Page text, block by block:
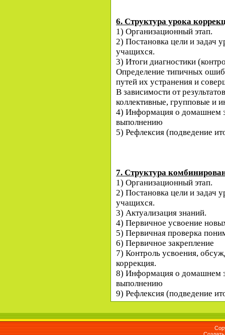
6. Структура урока
1) Организационный этап.
2) Постановка цели и задач
учащихся.
3) Итоги диагностики
Определение типичных
путей их устранения и
В зависимости от
коллективные, групповые и
4) Информация о домашнем
выполнению
5) Рефлексия (подведение
7. Структура
1) Организационный этап.
2) Постановка цели и задач
учащихся.
3) Актуализация знаний.
4) Первичное усвоение
5) Первичная проверка
6) Первичное закрепление
7) Контроль усвоения,
коррекция.
8) Информация о домашнем
выполнению
9) Рефлексия (подведение